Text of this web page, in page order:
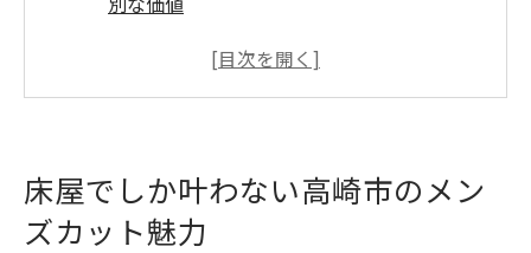
床屋ならではのこだわりが光るメンズカッ
歴史と伝統が息づく高崎市の床屋の魅力
高崎市の床屋で味わうメンズカットの極上
床屋でしか叶わない高崎市のメン
ズカット魅力